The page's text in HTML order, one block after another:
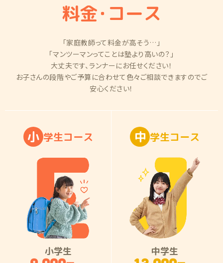
料金・コース
「家庭教師って料金が高そう…」
「マンツーマンってことは塾より高いの？」
大丈夫です、ランナーにお任せください！
お子さんの段階やご予算に合わせて色々ご相談できますのでご
安心ください！
小 学生コース
小学生
中 学生コース
中学生